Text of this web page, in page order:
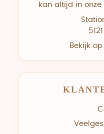
kan altijd in onze
Bekijk